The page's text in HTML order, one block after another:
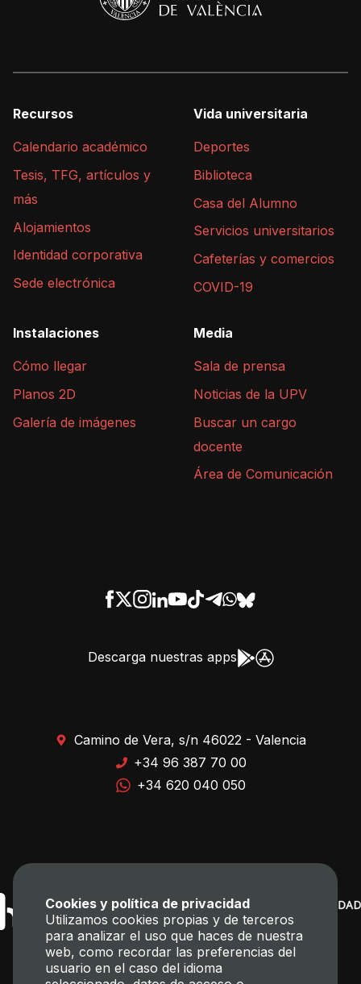
Recursos
Calendario académico
Tesis, TFG, artículos y
más
Alojamientos
Identidad corporativa
Sede electrónica
Vida universitaria
Deportes
Biblioteca
Casa del Alumno
Servicios universitarios
Cafeterías y comercios
COVID-19
Instalaciones
Cómo llegar
Planos 2D
Galería de imágenes
Media
Sala de prensa
Noticias de la UPV
Buscar un cargo
docente
Área de Comunicación
Descarga nuestras apps
Camino de Vera, s/n 46022 - Valencia
+34 96 387 70 00
+34 620 040 050
Cookies y política de privacidad
Utilizamos cookies propias y de terceros
para analizar el uso que haces de nuestra
web, como recordar las preferencias del
usuario en el caso del idioma